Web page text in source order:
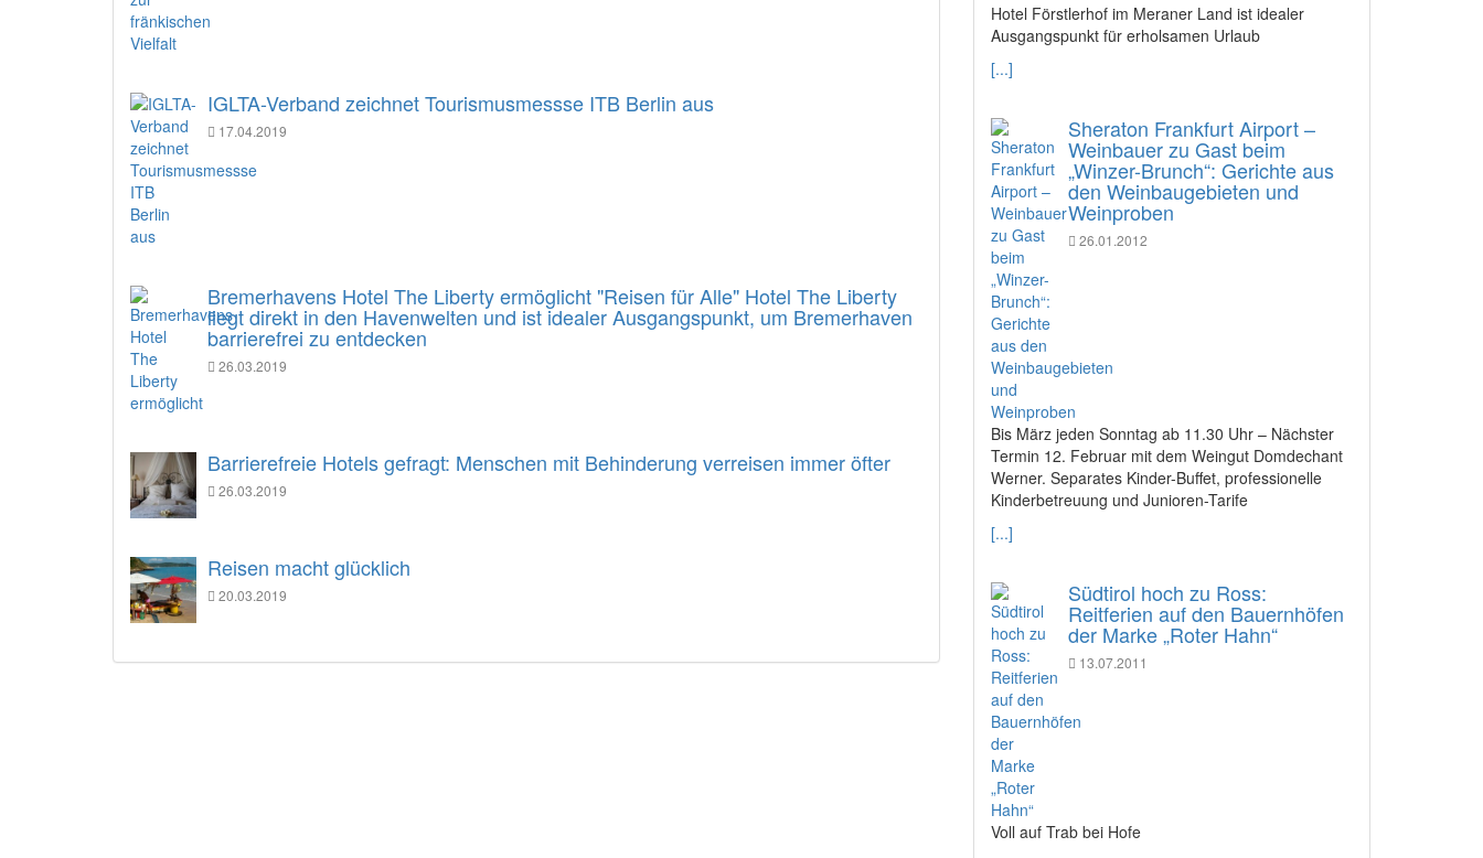
IGLTA-Verband zeichnet Tourismusmessse ITB Berlin aus
17.04.2019
Bremerhavens Hotel The Liberty ermöglicht "Reisen für Alle" Hotel The Liberty
liegt direkt in den Havenwelten und ist idealer Ausgangspunkt, um Bremerhaven
barrierefrei zu entdecken
26.03.2019
Barrierefreie Hotels gefragt: Menschen mit Behinderung verreisen immer öfter
26.03.2019
Reisen macht glücklich
20.03.2019
Hotel Förstlerhof im Meraner Land ist idealer
Ausgangspunkt für erholsamen Urlaub
[...]
Sheraton Frankfurt Airport –
Weinbauer zu Gast beim
„Winzer-Brunch“: Gerichte aus
den Weinbaugebieten und
Weinproben
26.01.2012
Bis März jeden Sonntag ab 11.30 Uhr – Nächster
Termin 12. Februar mit dem Weingut Domdechant
Werner. Separates Kinder-Buffet, professionelle
Kinderbetreuung und Junioren-Tarife
[...]
Südtirol hoch zu Ross:
Reitferien auf den Bauernhöfen
der Marke „Roter Hahn“
13.07.2011
Voll auf Trab bei Hofe